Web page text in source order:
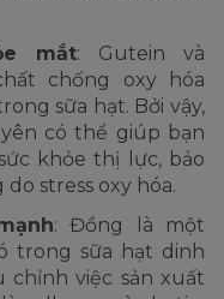
mắt: Gutein và
chống oxy hóa
sữa hạt. Bởi vậy,
có thể giúp bạn
khỏe thị lực, bảo
stress oxy hóa.
: Đồng là một
trong sữa hạt dinh
chỉnh việc sản xuất